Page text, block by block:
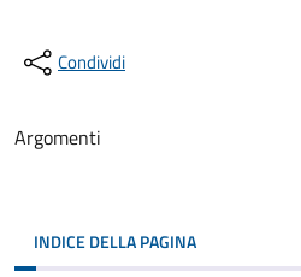
Condividi
Argomenti
INDICE DELLA PAGINA